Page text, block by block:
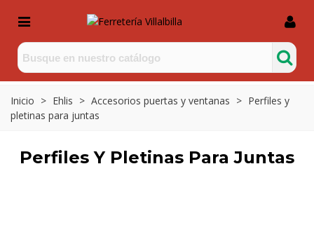
Inicio > Ehlis > Accesorios puertas y ventanas > Perfiles y
pletinas para juntas
Perfiles Y Pletinas Para Juntas